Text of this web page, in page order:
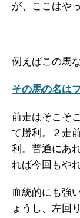
が、ここはや
例えばこの馬
その馬の名は
前走はそこそ
て勝利。２走
利。普通にあ
れば今回もや
血統的にも強
ょうし、左回